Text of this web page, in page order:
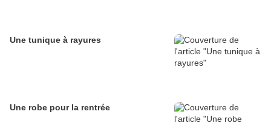
Une tunique à rayures
Une robe pour la rentrée